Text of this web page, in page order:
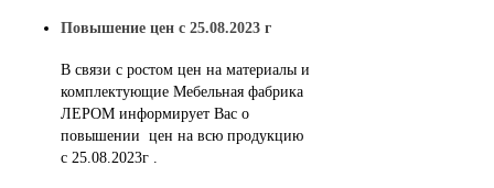
Повышение цен с 25.08.2023 г
В связи с ростом цен на материалы и
комплектующие Мебельная фабрика
ЛЕРОМ информирует Вас о
повышении цен на всю продукцию
с 25.08.2023г .